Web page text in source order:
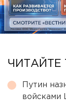
ЧИТАЙТЕ
Путин
войсками